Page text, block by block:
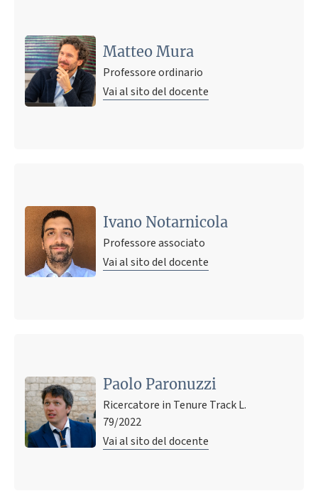
Matteo Mura
Professore ordinario
Vai al sito del docente
Ivano Notarnicola
Professore associato
Vai al sito del docente
Paolo Paronuzzi
Ricercatore in Tenure Track L.
79/2022
Vai al sito del docente